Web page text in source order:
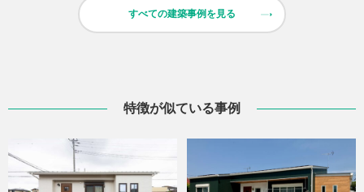
すべての建築事例を見る
特徴が似ている事例